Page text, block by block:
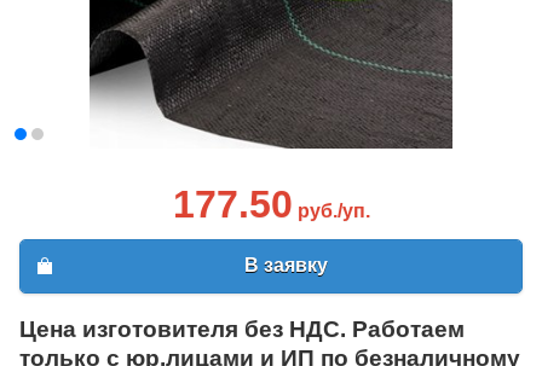
177.50 руб./уп.
В заявку
Цена изготовителя без НДС. Работаем
только с юр.лицами и ИП по безналичному